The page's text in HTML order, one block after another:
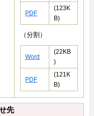
PDF
(123K
B)
（分割）
Word
(22KB
)
PDF
(121K
B)
先